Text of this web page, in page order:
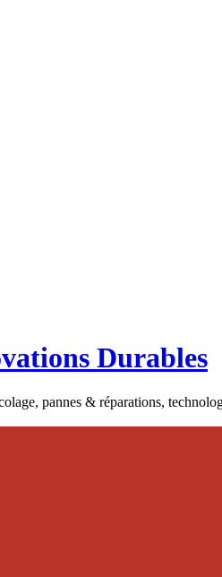
Durables
pannes & réparations,